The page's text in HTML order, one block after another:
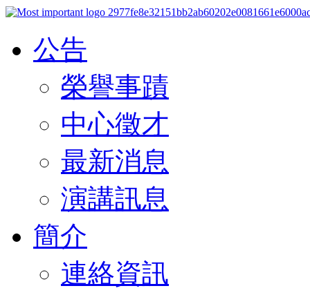
公告
榮譽事蹟
中心徵才
最新消息
演講訊息
簡介
連絡資訊